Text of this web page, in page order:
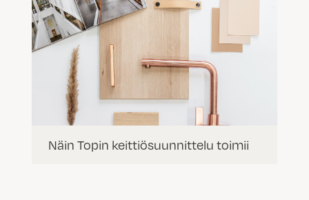
Näin Topin keittiösuunnittelu toimii